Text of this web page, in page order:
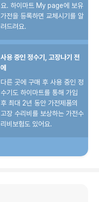
요. 하이마트 My page에 보유
가전을 등록하면 교체시기를 알
려드려요.
사용 중인 정수기, 고장나기 전
에
다른 곳에 구매 후 사용 중인 정
수기도 하이마트를 통해 가입
후 최대 2년 동안 가전제품의
고장 수리비를 보상하는 가전수
리비보험도 있어요.